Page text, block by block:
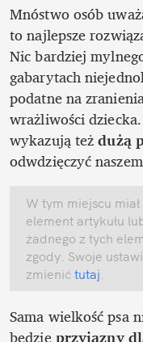
Mnóstwo osób
to najlepsze
Nic bardziej
gabarytach
podatne na
wrażliwości
wykazują też dużą
odwdzięczyć
W tym miejscu
element artykułu
żadnego z tych
zgody. Swoje
zmienić tutaj
Sama wielkość psa
będzie przyjazny